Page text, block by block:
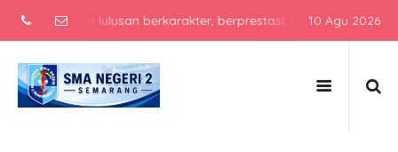
lulusan berkarakter, berprestasi, dan siap bersaing di
10 Agu 2026